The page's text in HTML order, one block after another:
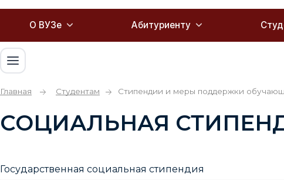
О ВУЗе Абитуриенту
Главная Студентам Стипендии и меры поддержки
СОЦИАЛЬНАЯ
Государственная социальная стипендия